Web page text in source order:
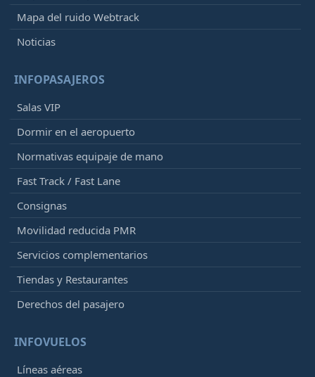
Mapa del ruido Webtrack
Noticias
INFOPASAJEROS
Salas VIP
Dormir en el aeropuerto
Normativas equipaje de mano
Fast Track / Fast Lane
Consignas
Movilidad reducida PMR
Servicios complementarios
Tiendas y Restaurantes
Derechos del pasajero
INFOVUELOS
Líneas aéreas